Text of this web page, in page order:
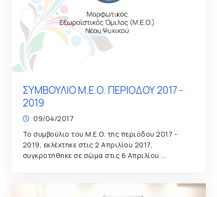
ΣΥΜΒΟΥΛΙΟ Μ.Ε.Ο. ΠΕΡΙΟΔΟΥ 2017 -
2019
09/04/2017
Το συμβούλιο του Μ.Ε.Ο. της περιόδου 2017 -
2019, εκλέχτηκε στις 2 Απριλίου 2017,
συγκροτήθηκε σε σώμα στις 6 Απριλίου ...